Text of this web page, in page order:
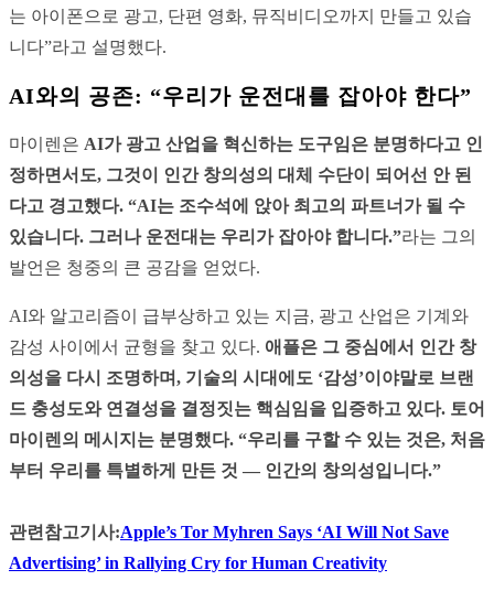
는 아이폰으로 광고, 단편 영화, 뮤직비디오까지 만들고 있습
니다”라고 설명했다.
AI와의 공존: “우리가 운전대를 잡아야 한다”
마이렌은 AI가 광고 산업을 혁신하는 도구임은 분명하다고 인
정하면서도, 그것이 인간 창의성의 대체 수단이 되어선 안 된
다고 경고했다. “AI는 조수석에 앉아 최고의 파트너가 될 수
있습니다. 그러나 운전대는 우리가 잡아야 합니다.”라는 그의
발언은 청중의 큰 공감을 얻었다.
AI와 알고리즘이 급부상하고 있는 지금, 광고 산업은 기계와
감성 사이에서 균형을 찾고 있다. 애플은 그 중심에서 인간 창
의성을 다시 조명하며, 기술의 시대에도 ‘감성’이야말로 브랜
드 충성도와 연결성을 결정짓는 핵심임을 입증하고 있다. 토어
마이렌의 메시지는 분명했다. “우리를 구할 수 있는 것은, 처음
부터 우리를 특별하게 만든 것 — 인간의 창의성입니다.”
관련참고기사:Apple’s Tor Myhren Says ‘AI Will Not Save
Advertising’ in Rallying Cry for Human Creativity